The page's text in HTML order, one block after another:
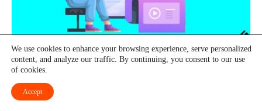
¿Qué es la inteligencia en medios sociales?
We use cookies to enhance your browsing experience, serve personalized
content, and analyze our traffic. By continuing, you consent to our use
of cookies.
Accept